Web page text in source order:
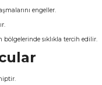
engeller.
bölgelerinde sıklıkla tercih edilir.